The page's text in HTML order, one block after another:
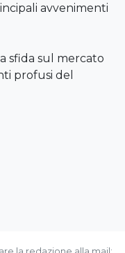
avvenimenti
sfida sul mercato
profusi del